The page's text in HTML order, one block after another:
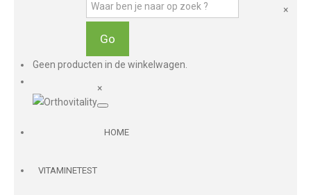
×
Geen producten in de winkelwagen.
×
HOME
VITAMINETEST